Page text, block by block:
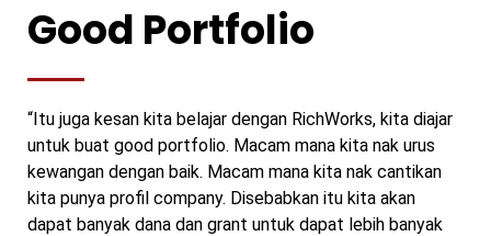
Good Portfolio
“Itu juga kesan kita belajar dengan RichWorks, kita diajar
untuk buat good portfolio. Macam mana kita nak urus
kewangan dengan baik. Macam mana kita nak cantikan
kita punya profil company. Disebabkan itu kita akan
dapat banyak dana dan grant untuk dapat lebih banyak